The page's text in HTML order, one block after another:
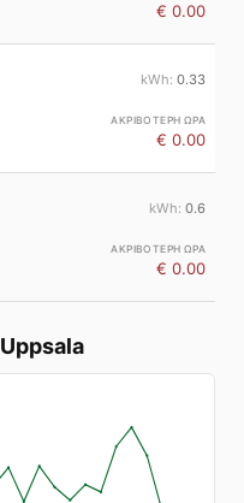
€ 0.00
0.33
€ 0.00
0.6
€ 0.00
Uppsala